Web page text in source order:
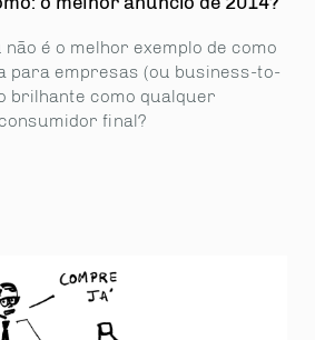
é o melhor exemplo de como
para empresas (ou business-to-
brilhante como qualquer
final?